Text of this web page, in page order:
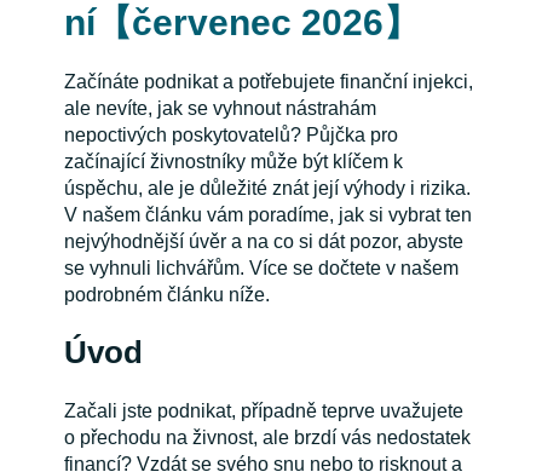
ní【červenec 2026】
Začínáte podnikat a potřebujete finanční injekci,
ale nevíte, jak se vyhnout nástrahám
nepoctivých poskytovatelů? Půjčka pro
začínající živnostníky může být klíčem k
úspěchu, ale je důležité znát její výhody i rizika.
V našem článku vám poradíme, jak si vybrat ten
nejvýhodnější úvěr a na co si dát pozor, abyste
se vyhnuli lichvářům. Více se dočtete v našem
podrobném článku níže.
Úvod
Začali jste podnikat, případně teprve uvažujete
o přechodu na živnost, ale brzdí vás nedostatek
financí? Vzdát se svého snu nebo to risknout a